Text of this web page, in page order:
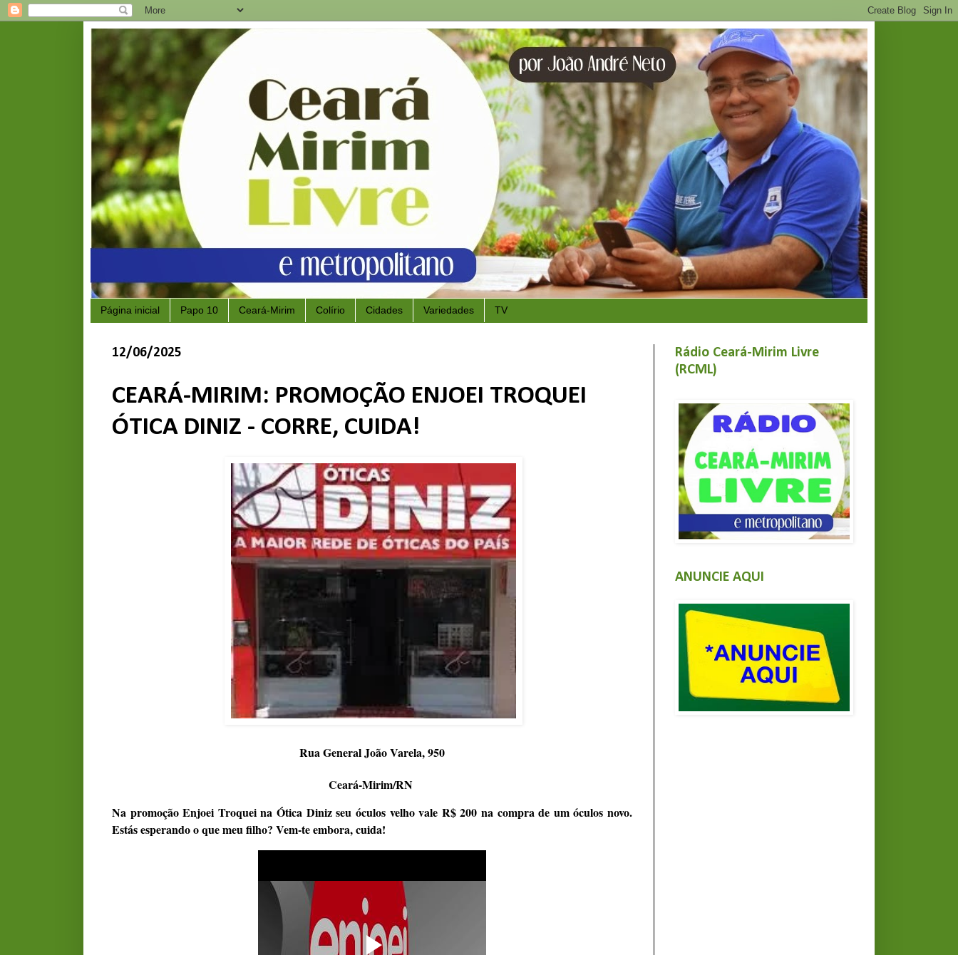
Página inicial Papo 10 Ceará-Mirim Colírio Cidades Variedades TV
12/06/2025
CEARÁ-MIRIM: PROMOÇÃO ENJOEI TROQUEI
ÓTICA DINIZ - CORRE, CUIDA!
Rua General João Varela, 950
Ceará-Mirim/RN
Na promoção Enjoei Troquei na Ótica Diniz seu óculos velho vale R$ 200 na compra de um óculos novo.
Estás esperando o que meu filho? Vem-te embora, cuida!
Rádio Ceará-Mirim Livre
(RCML)
ANUNCIE AQUI